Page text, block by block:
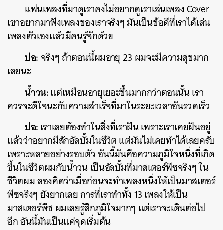
แฟนเพลงที่มาดูเราคงไม่อยากดูเราเล่นเพลง Cover
เขาอยากมาฟังเพลงของเราจริงๆ มันเป็นข้อดีที่เราได้เล่น
เพลงตัวเองแล้วมีคนรู้จักด้วย
ปอ:จริงๆ ถ้าตอนนี้ผมอายุ 23 ผมจะมีความสุขมาก
เลยนะ
น้ำวน:แต่เหมือนอายุเยอะขึ้นมากกว่าตอนนั้น เรา
ควรจะดีใจนะกับความสำเร็จที่มาในระยะเวลาอันรวดเร็ว
ปอ:เราเลยต้องทำในสิ่งที่เราฝัน เพราะเราเคยฝันอยู่
แล้วว่าอยากมีสักอัลบั้มในชีวิต แต่มันไม่เคยทำได้เลยครับ
เพราะหลายอย่างรอบตัว อันนี้มันคือความภูมิใจหนึ่งที่เกิด
ขึ้นในชีวิตผมกับน้ำวน เป็นอัลบั้มที่มาสเตอร์พีซจริงๆ ใน
ชีวิตผม ลองคิดว่าเมื่อก่อนจะทำเพลงหนึ่งให้เป็นมาสเตอร์
พีซจริงๆ ยังยากเลย การที่เราทำทั้ง 13 เพลงให้เป็น
มาสเตอร์พีซ ผมเลยรู้สึกภูมิใจมากๆ แต่เราจะเดินต่อไป
อีก อันนี้มันเป็นแค่จุดเริ่มต้น